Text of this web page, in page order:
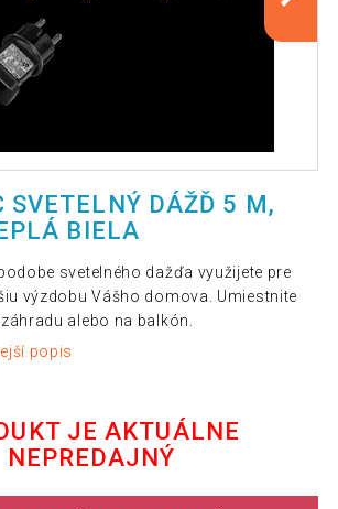
SVETELNÝ DÁŽĎ 5 M,
BIELA
svetelného dažďa využijete pre
výzdobu Vášho domova. Umiestnite
alebo na balkón.
popis
JE AKTUÁLNE
NEPREDAJNÝ